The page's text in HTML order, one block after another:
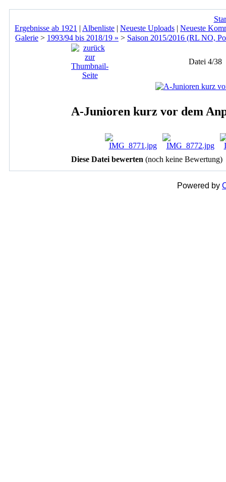
Ergebnisse ab 1921 | Albenliste | Neueste Uploads | Neueste
Galerie > 1993/94 bis 2018/19 » > Saison 2015/2016 (RL NO,
Datei 4/38
A-Junioren kurz vor dem
Diese Datei bewerten (noch keine Bewertung)
Powered by